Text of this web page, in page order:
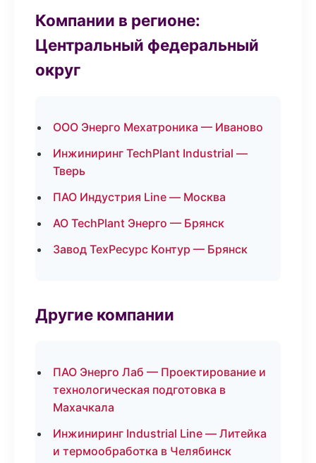
Компании в регионе:
Центральный федеральный
округ
ООО Энерго Мехатроника — Иваново
Инжиниринг TechPlant Industrial —
Тверь
ПАО Индустрия Line — Москва
АО TechPlant Энерго — Брянск
Завод ТехРесурс Контур — Брянск
Другие компании
ПАО Энерго Лаб — Проектирование и
технологическая подготовка в
Махачкала
Инжиниринг Industrial Line — Литейка
и термообработка в Челябинск